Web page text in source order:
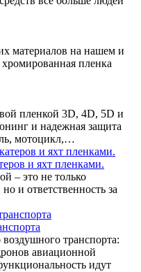
материалов на нашем и
пленка
пленкой 3D, 4D, 5D и
и надежная защита
мотоцикл,…
и яхт пленками.
– это не только
и ответственность за
транспорта:
авиационной
идут